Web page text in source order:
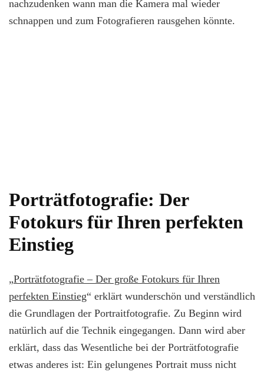
nachzudenken wann man die Kamera mal wieder
schnappen und zum Fotografieren rausgehen könnte.
Porträtfotografie: Der
Fotokurs für Ihren perfekten
Einstieg
„Porträtfotografie – Der große Fotokurs für Ihren
perfekten Einstieg“ erklärt wunderschön und verständlich
die Grundlagen der Portraitfotografie. Zu Beginn wird
natürlich auf die Technik eingegangen. Dann wird aber
erklärt, dass das Wesentliche bei der Porträtfotografie
etwas anderes ist: Ein gelungenes Portrait muss nicht